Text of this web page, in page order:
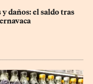
daños: el saldo tras